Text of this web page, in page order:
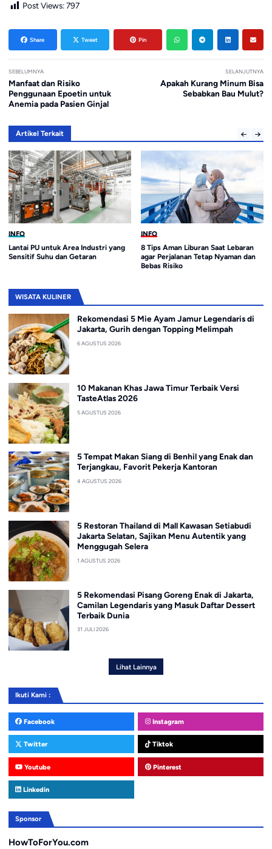
Post Views: 797
Share Tweet Pin
SEBELUMNYA
Manfaat dan Risiko
Penggunaan Epoetin untuk
Anemia pada Pasien Ginjal
SELANJUTNYA
Apakah Kurang Minum Bisa
Sebabkan Bau Mulut?
Artikel Terkait
INFO
Lantai PU untuk Area Industri yang
Sensitif Suhu dan Getaran
INFO
8 Tips Aman Liburan Saat Lebaran
agar Perjalanan Tetap Nyaman dan
Bebas Risiko
WISATA KULINER
Rekomendasi 5 Mie Ayam Jamur Legendaris di
Jakarta, Gurih dengan Topping Melimpah
6 AGUSTUS 2026
10 Makanan Khas Jawa Timur Terbaik Versi
TasteAtlas 2026
5 AGUSTUS 2026
5 Tempat Makan Siang di Benhil yang Enak dan
Terjangkau, Favorit Pekerja Kantoran
4 AGUSTUS 2026
5 Restoran Thailand di Mall Kawasan Setiabudi
Jakarta Selatan, Sajikan Menu Autentik yang
Menggugah Selera
1 AGUSTUS 2026
5 Rekomendasi Pisang Goreng Enak di Jakarta,
Camilan Legendaris yang Masuk Daftar Dessert
Terbaik Dunia
31 JULI 2026
Lihat Lainnya
Ikuti Kami :
Facebook Instagram
Twitter Tiktok
Youtube Pinterest
Linkedin
Sponsor
HowToForYou.com